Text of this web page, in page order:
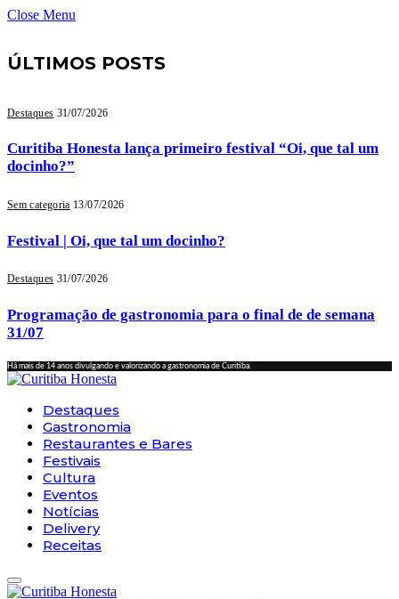
Close Menu
ÚLTIMOS POSTS
Destaques 31/07/2026
Curitiba Honesta lança primeiro festival “Oi, que tal um
docinho?”
Sem categoria 13/07/2026
Festival | Oi, que tal um docinho?
Destaques 31/07/2026
Programação de gastronomia para o final de de semana
31/07
Há mais de 14 anos divulgando e valorizando a gastronomia de Curitiba.
Destaques
Gastronomia
Restaurantes e Bares
Festivais
Cultura
Eventos
Notícias
Delivery
Receitas